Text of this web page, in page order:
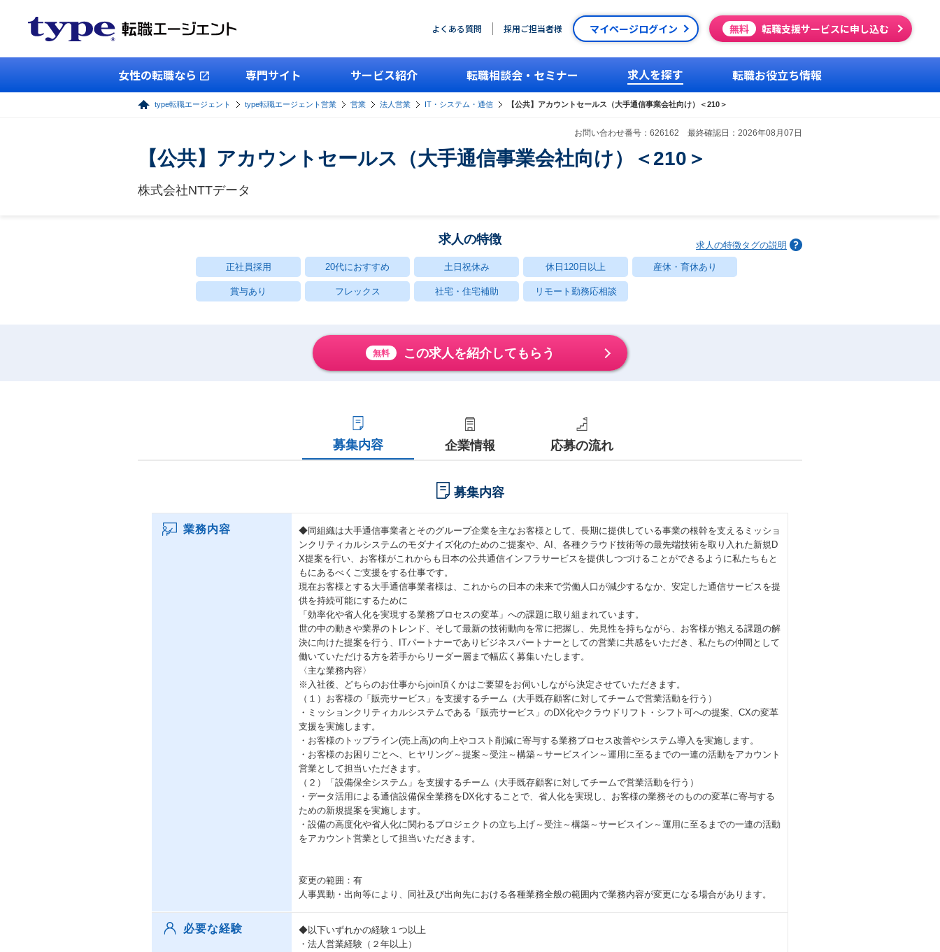
よくある質問 採用ご担当者様 マイページログイン 無料 転職支援サービスに申し込む
女性の転職なら 専門サイト サービス紹介 転職相談会・セミナー 求人を探す 転職お役立ち情報
type転職エージェント type転職エージェント営業 営業 法人営業 IT・システム・通信 【公共】アカウントセールス（大手通信事業会社向け）＜210＞
お問い合わせ番号：626162 最終確認日：2026年08月07日
【公共】アカウントセールス（大手通信事業会社向け）＜210＞
株式会社NTTデータ
求人の特徴 求人の特徴タグの説明
正社員採用 20代におすすめ 土日祝休み 休日120日以上 産休・育休あり
賞与あり フレックス 社宅・住宅補助 リモート勤務応相談
無料 この求人を紹介してもらう
募集内容 企業情報 応募の流れ
募集内容
業務内容
◆同組織は大手通信事業者とそのグループ企業を主なお客様として、長期に提供している事業の根幹を支えるミッショ
ンクリティカルシステムのモダナイズ化のためのご提案や、AI、各種クラウド技術等の最先端技術を取り入れた新規D
X提案を行い、お客様がこれからも日本の公共通信インフラサービスを提供しつづけることができるように私たちもと
もにあるべくご支援をする仕事です。
現在お客様とする大手通信事業者様は、これからの日本の未来で労働人口が減少するなか、安定した通信サービスを提
供を持続可能にするために
「効率化や省人化を実現する業務プロセスの変革」への課題に取り組まれています。
世の中の動きや業界のトレンド、そして最新の技術動向を常に把握し、先見性を持ちながら、お客様が抱える課題の解
決に向けた提案を行う、ITパートナーでありビジネスパートナーとしての営業に共感をいただき、私たちの仲間として
働いていただける方を若手からリーダー層まで幅広く募集いたします。
〈主な業務内容〉
※入社後、どちらのお仕事からjoin頂くかはご要望をお伺いしながら決定させていただきます。
（１）お客様の「販売サービス」を支援するチーム（大手既存顧客に対してチームで営業活動を行う）
・ミッションクリティカルシステムである「販売サービス」のDX化やクラウドリフト・シフト可への提案、CXの変革
支援を実施します。
・お客様のトップライン(売上高)の向上やコスト削減に寄与する業務プロセス改善やシステム導入を実施します。
・お客様のお困りごとへ、ヒヤリング～提案～受注～構築～サービスイン～運用に至るまでの一連の活動をアカウント
営業として担当いただきます。
（２）「設備保全システム」を支援するチーム（大手既存顧客に対してチームで営業活動を行う）
・データ活用による通信設備保全業務をDX化することで、省人化を実現し、お客様の業務そのものの変革に寄与する
ための新規提案を実施します。
・設備の高度化や省人化に関わるプロジェクトの立ち上げ～受注～構築～サービスイン～運用に至るまでの一連の活動
をアカウント営業として担当いただきます。
変更の範囲：有
人事異動・出向等により、同社及び出向先における各種業務全般の範囲内で業務内容が変更になる場合があります。
必要な経験
◆以下いずれかの経験１つ以上
・法人営業経験（２年以上）